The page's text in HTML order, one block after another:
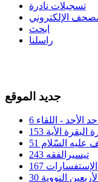
تسجيلات نادرة
الإلكتروني
ابحث
راسلنا
جديد الموقع
تيسيرالفقه 243
167
النووية 30